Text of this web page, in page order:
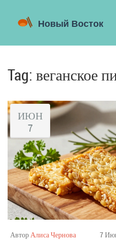
Tag: веганское
ИЮН
7
АвторАлиса Чернова 7